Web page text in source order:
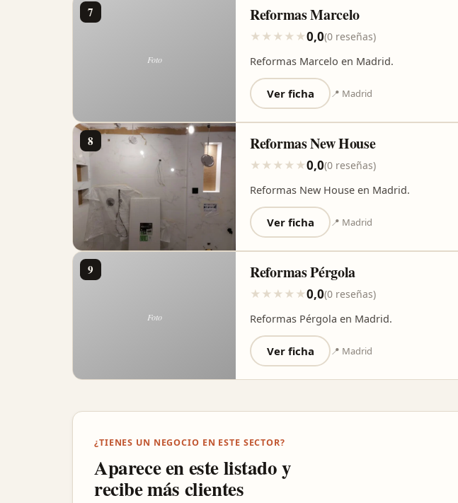
7 Reformas Marcelo
★ ★ ★ ★ ★0,0(0 reseñas)
Reformas Marcelo en Madrid.
Ver ficha 📍 Madrid
8 Reformas New House
★ ★ ★ ★ ★0,0(0 reseñas)
Reformas New House en Madrid.
Ver ficha 📍 Madrid
9 Reformas Pérgola
★ ★ ★ ★ ★0,0(0 reseñas)
Reformas Pérgola en Madrid.
Ver ficha 📍 Madrid
¿TIENES UN NEGOCIO EN ESTE SECTOR?
Aparece en este listado y
recibe más clientes